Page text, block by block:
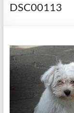
DSC00113